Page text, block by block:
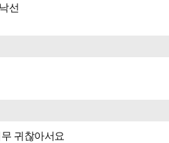
선
귀찮아서요